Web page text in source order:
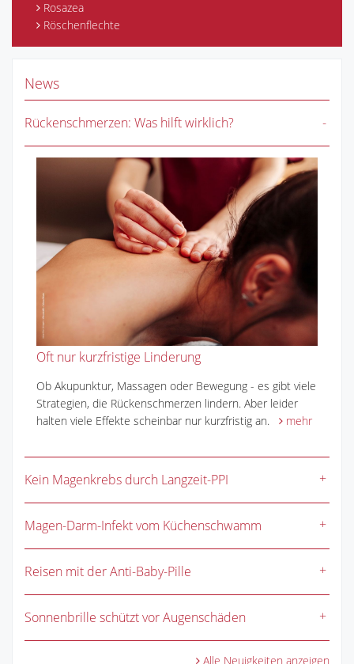
Rosazea
Röschenflechte
News
Rückenschmerzen: Was hilft wirklich?
Oft nur kurzfristige Linderung
Ob Akupunktur, Massagen oder Bewegung - es gibt viele
Strategien, die Rückenschmerzen lindern. Aber leider
halten viele Effekte scheinbar nur kurzfristig an.
mehr
Kein Magenkrebs durch Langzeit-PPI
Magen-Darm-Infekt vom Küchenschwamm
Reisen mit der Anti-Baby-Pille
Sonnenbrille schützt vor Augenschäden
Alle Neuigkeiten anzeigen